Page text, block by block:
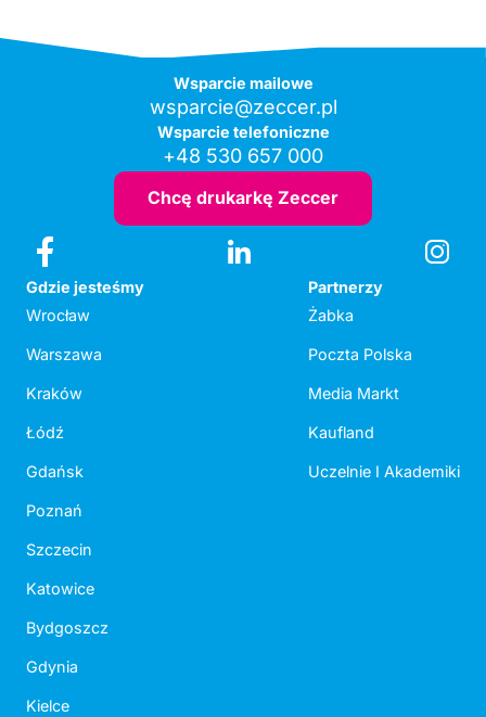
Wsparcie mailowe
wsparcie@zeccer.pl
Wsparcie telefoniczne
+48 530 657 000
Chcę drukarkę Zeccer
Gdzie jesteśmy
Wrocław
Warszawa
Kraków
Łódź
Gdańsk
Poznań
Szczecin
Katowice
Bydgoszcz
Gdynia
Kielce
Partnerzy
Żabka
Poczta Polska
Media Markt
Kaufland
Uczelnie I Akademiki